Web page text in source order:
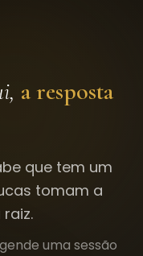
a resposta
que tem um
tomam a
uma sessão